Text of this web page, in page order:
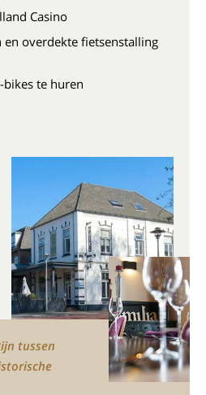
Casino
en overdekte fietsenstalling
te huren
tussen